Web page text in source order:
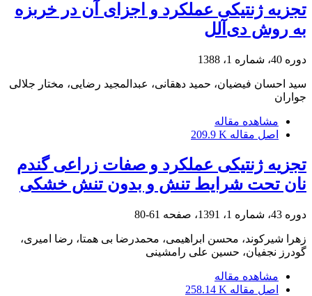
تجزیه ژنتیکی عملکرد و اجزای آن در خربزه
به روش دی‌آلل
دوره 40، شماره 1، 1388
سید احسان فیضیان، حمید دهقانی، عبدالمجید رضایی، مختار جلالی
جواران
مشاهده مقاله
اصل مقاله 209.9 K
تجزیه ژنتیکی عملکرد و صفات زراعی گندم
نان تحت شرایط تنش و بدون تنش خشکی
دوره 43، شماره 1، 1391، صفحه 61-80
زهرا شیرکوند، محسن ابراهیمی، محمدرضا بی همتا، رضا امیری،
گودرز نجفیان، حسین علی رامشینی
مشاهده مقاله
اصل مقاله 258.14 K